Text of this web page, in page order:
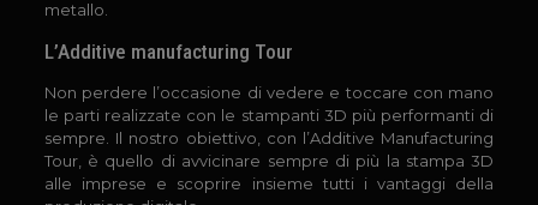
metallo.
L’Additive manufacturing Tour
Non perdere l’occasione di vedere e toccare con mano
le parti realizzate con le stampanti 3D più performanti di
sempre. Il nostro obiettivo, con l’Additive Manufacturing
Tour, è quello di avvicinare sempre di più la stampa 3D
alle imprese e scoprire insieme tutti i vantaggi della